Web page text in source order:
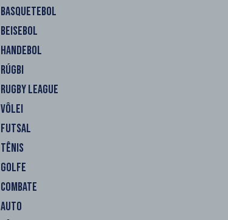
BASQUETEBOL
BEISEBOL
HANDEBOL
RÚGBI
RUGBY LEAGUE
VÔLEI
FUTSAL
TÊNIS
GOLFE
COMBATE
AUTO